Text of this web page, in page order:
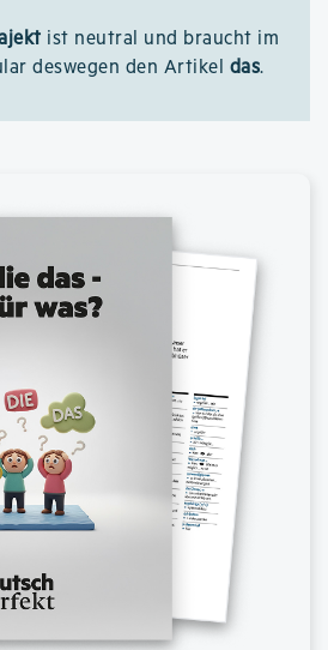
ist neutral und braucht im
deswegen den Artikel das.